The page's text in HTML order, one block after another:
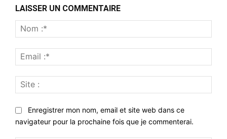
LAISSER UN COMMENTAIRE
:*
:*
:
Enregistrer mon nom, email et site web dans ce
navigateur pour la prochaine fois que je commenterai.